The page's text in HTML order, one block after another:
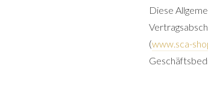
Diese
(www.sca-